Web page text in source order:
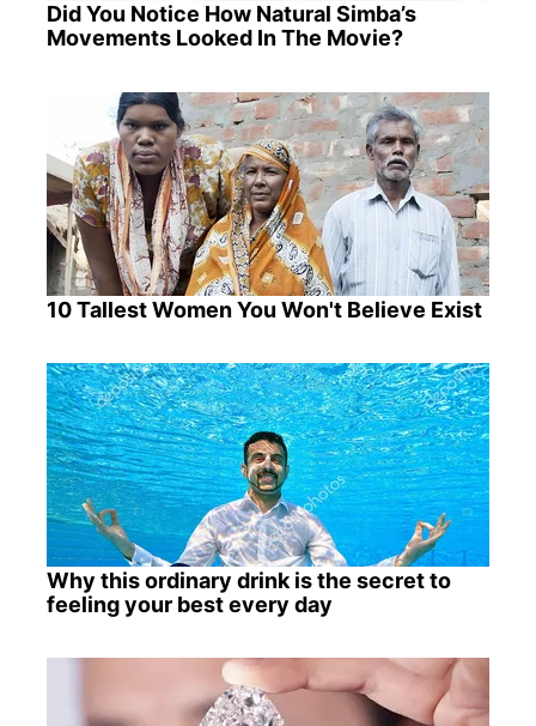
Did You Notice How Natural Simba’s
Movements Looked In The Movie?
10 Tallest Women You Won't Believe Exist
Why this ordinary drink is the secret to
feeling your best every day